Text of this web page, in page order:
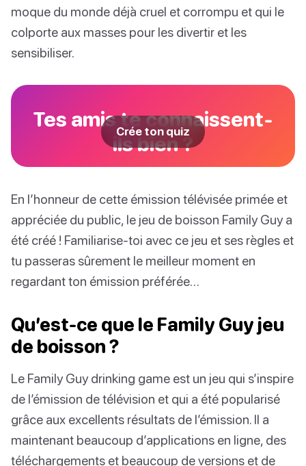
moque du monde déjà cruel et corrompu et qui le
colporte aux masses pour les divertir et les
sensibiliser.
Tes amis te connaissent-
ils bien ?
Crée ton quiz
En l’honneur de cette émission télévisée primée et
appréciée du public, le jeu de boisson Family Guy a
été créé ! Familiarise-toi avec ce jeu et ses règles et
tu passeras sûrement le meilleur moment en
regardant ton émission préférée…
Qu’est-ce que le Family Guy jeu
de boisson ?
Le Family Guy drinking game est un jeu qui s’inspire
de l’émission de télévision et qui a été popularisé
grâce aux excellents résultats de l’émission. Il a
maintenant beaucoup d’applications en ligne, des
téléchargements et beaucoup de versions et de